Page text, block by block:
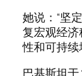
她说：“坚
复宏观经
性和可持续